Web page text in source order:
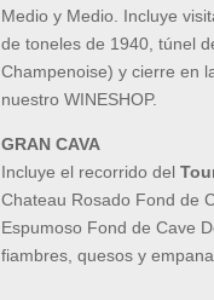
Medio y Medio. Incluye
de toneles de 1940, túnel
Champenoise) y cierre en
nuestro WINESHOP.
GRAN CAVA
Incluye el recorrido del
Chateau Rosado Fond de
Espumoso Fond de Cave
fiambres, quesos y